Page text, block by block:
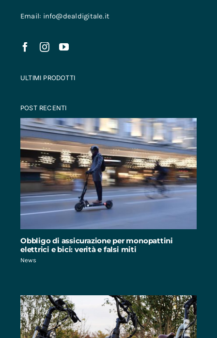
Email: info@dealdigitale.it
ULTIMI PRODOTTI
POST RECENTI
Obbligo di assicurazione per monopattini
elettrici e bici: verità e falsi miti
News